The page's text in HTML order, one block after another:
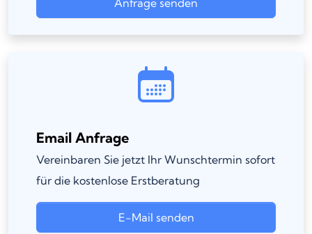
Anfrage senden
Email Anfrage
Vereinbaren Sie jetzt Ihr Wunschtermin sofort
für die kostenlose Erstberatung
E-Mail senden